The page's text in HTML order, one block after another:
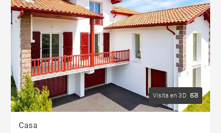
Visita en 3D
Casa